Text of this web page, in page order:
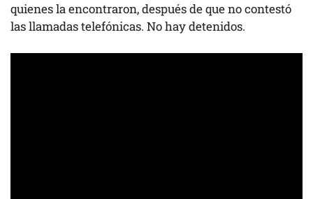
quienes la encontraron, después de que no contestó
las llamadas telefónicas. No hay detenidos.